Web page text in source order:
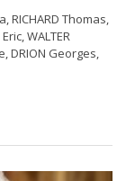
RICHARD Thomas,
WALTER
DRION Georges,